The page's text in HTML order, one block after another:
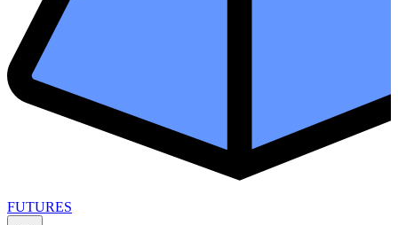
FUTURES